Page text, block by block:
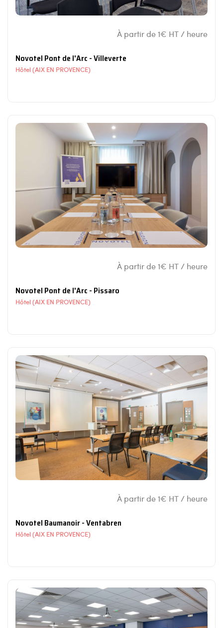
À partir de 1€ HT / heure
Novotel Pont de l'Arc - Villeverte
Hôtel (AIX EN PROVENCE)
À partir de 1€ HT / heure
Novotel Pont de l'Arc - Pissaro
Hôtel (AIX EN PROVENCE)
À partir de 1€ HT / heure
Novotel Baumanoir - Ventabren
Hôtel (AIX EN PROVENCE)